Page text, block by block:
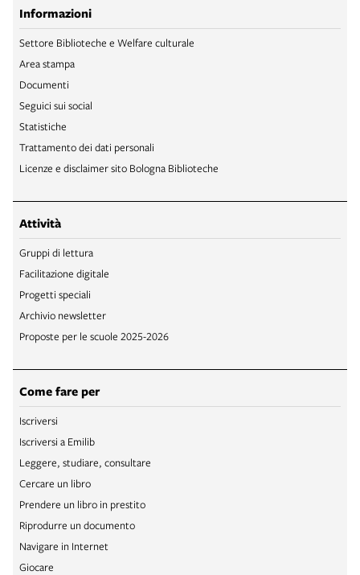
Informazioni
Settore Biblioteche e Welfare culturale
Area stampa
Documenti
Seguici sui social
Statistiche
Trattamento dei dati personali
Licenze e disclaimer sito Bologna Biblioteche
Attività
Gruppi di lettura
Facilitazione digitale
Progetti speciali
Archivio newsletter
Proposte per le scuole 2025-2026
Come fare per
Iscriversi
Iscriversi a Emilib
Leggere, studiare, consultare
Cercare un libro
Prendere un libro in prestito
Riprodurre un documento
Navigare in Internet
Giocare